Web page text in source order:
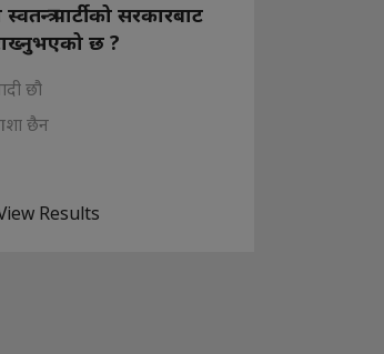
स्वतन्त्र पार्टीको सरकारबाट
छ ?
छौ
छैन
Results